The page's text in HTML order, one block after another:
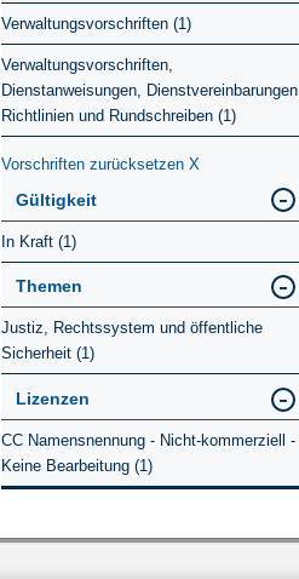
Verwaltungsvorschriften (1)
Verwaltungsvorschriften,
Dienstanweisungen, Dienstvereinbarungen,
Richtlinien und Rundschreiben (1)
Vorschriften zurücksetzen X
Gültigkeit
In Kraft (1)
Themen
Justiz, Rechtssystem und öffentliche
Sicherheit (1)
Lizenzen
CC Namensnennung - Nicht-kommerziell -
Keine Bearbeitung (1)